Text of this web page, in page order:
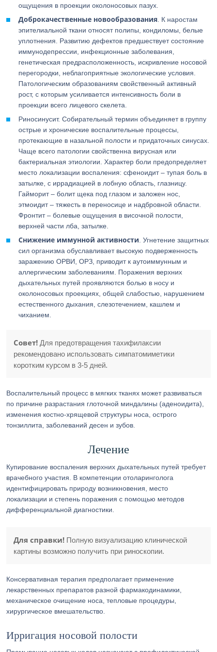
ощущения в проекции околоносовых пазух.
Доброкачественные новообразования . К наростам
эпителиальной ткани относят полипы, кондиломы, белые
уплотнения. Развитию дефектов предшествует состояние
иммунодепрессии, инфекционные заболевания,
генетическая предрасположенность, искривление носовой
перегородки, неблагоприятные экологические условия.
Патологическим образованиям свойственный активный
рост, с которым усиливается интенсивность боли в
проекции всего лицевого скелета.
Риносинусит. Собирательный термин объединяет в группу
острые и хронические воспалительные процессы,
протекающие в назальной полости и придаточных синусах.
Чаще всего патологии свойственна вирусная или
бактериальная этиологии. Характер боли предопределяет
место локализации воспаления: сфеноидит – тупая боль в
затылке, с иррадиацией в лобную область, глазницу.
Гайморит – болит щека под глазом и заложен нос,
этмоидит – тяжесть в переносице и надбровной области.
Фронтит – болевые ощущения в височной полости,
верхней части лба, затылке.
Снижение иммунной активности . Угнетение защитных
сил организма обуславливает высокую подверженность
заражению ОРВИ, ОРЗ, приводит к аутоиммунным и
аллергическим заболеваниям. Поражения верхних
дыхательных путей проявляются болью в носу и
околоносовых проекциях, общей слабостью, нарушением
естественного дыхания, слезотечением, кашлем и
чиханием.
Совет! Для предотвращения тахифилаксии
рекомендовано использовать симпатомиметики
коротким курсом в 3-5 дней.
Воспалительный процесс в мягких тканях может развиваться
по причине разрастания глоточной миндалины (аденоидита),
изменения костно-хрящевой структуры носа, острого
тонзиллита, заболеваний десен и зубов.
Лечение
Купирование воспаления верхних дыхательных путей требует
врачебного участия. В компетенции отоларинголога
идентифицировать природу возникновения, место
локализации и степень поражения с помощью методов
дифференциальной диагностики.
Для справки! Полную визуализацию клинической
картины возможно получить при риноскопии.
Консервативная терапия предполагает применение
лекарственных препаратов разной фармакодинамики,
механическое очищение носа, тепловые процедуры,
хирургическое вмешательство.
Ирригация носовой полости